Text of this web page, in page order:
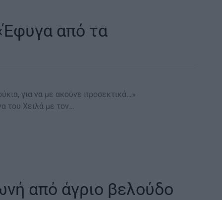
από τα
για να με ακούνε προσεκτικά…»
του Χειλά με τον…
από άγριο βελούδο